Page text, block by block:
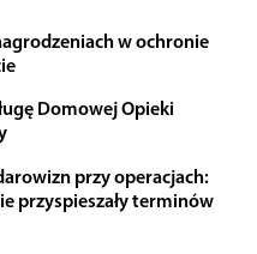
w ochronie
Domowej Opieki
przy operacjach:
przyspieszały terminów